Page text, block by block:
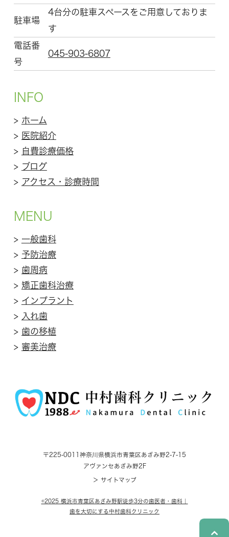
駐車場
4台分の駐車スペースをご用意しておりま
す
電話番
号
045-903-6807
INFO
> ホーム
> 医院紹介
> 自費診療価格
> ブログ
> アクセス・診療時間
MENU
> 一般歯科
> 予防治療
> 歯周病
> 矯正歯科治療
> インプラント
> 入れ歯
> 歯の移植
> 審美治療
〒225-0011 神奈川県横浜市青葉区あざみ野2-7-15
アヴァンセあざみ野2F
＞ サイトマップ
©2025 横浜市青葉区あざみ野駅徒歩3分の歯医者・歯科｜
歯を大切にする中村歯科クリニック